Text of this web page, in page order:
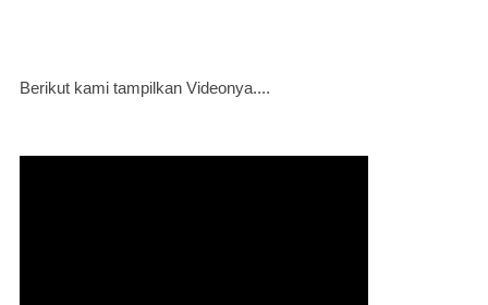
Berikut kami tampilkan Videonya....